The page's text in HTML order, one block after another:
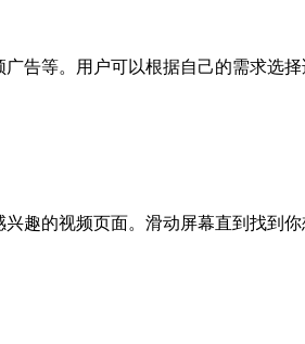
告等。用户可以根据自己的需求选
趣的视频页面。滑动屏幕直到找到